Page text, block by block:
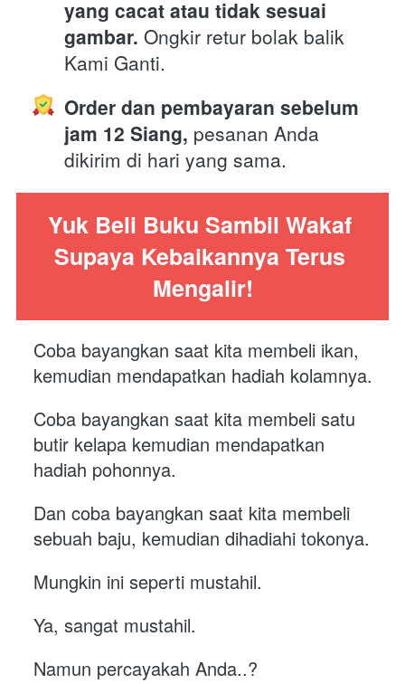
yang cacat atau tidak sesuai
gambar. Ongkir retur bolak balik
Kami Ganti.
Order dan pembayaran sebelum
jam 12 Siang, pesanan Anda
dikirim di hari yang sama.
Yuk Beli Buku Sambil Wakaf
Supaya Kebaikannya Terus
Mengalir!
Coba bayangkan saat kita membeli ikan,
kemudian mendapatkan hadiah kolamnya.
Coba bayangkan saat kita membeli satu
butir kelapa kemudian mendapatkan
hadiah pohonnya.
Dan coba bayangkan saat kita membeli
sebuah baju, kemudian dihadiahi tokonya.
Mungkin ini seperti mustahil.
Ya, sangat mustahil.
Namun percayakah Anda..?